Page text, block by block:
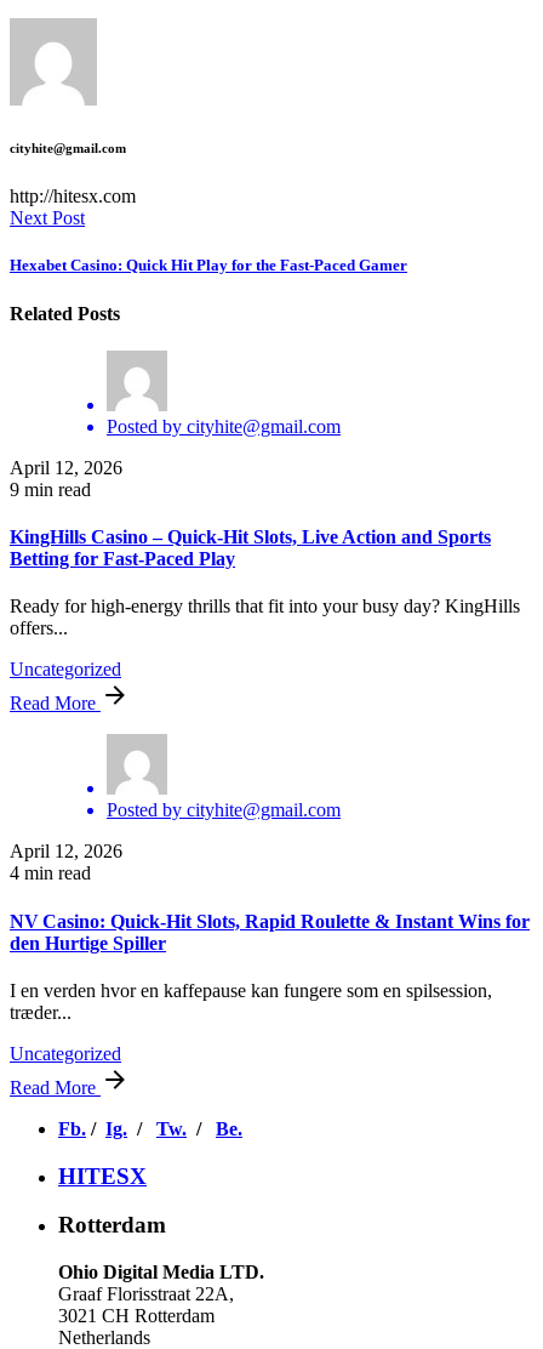
cityhite@gmail.com
http://hitesx.com
Next Post
Hexabet Casino: Quick Hit Play for the Fast‑Paced Gamer
Related Posts
Posted by cityhite@gmail.com
April 12, 2026
9 min read
KingHills Casino – Quick‑Hit Slots, Live Action and Sports
Betting for Fast‑Paced Play
Ready for high‑energy thrills that fit into your busy day? KingHills
offers...
Uncategorized
Read More
Posted by cityhite@gmail.com
April 12, 2026
4 min read
NV Casino: Quick‑Hit Slots, Rapid Roulette & Instant Wins for
den Hurtige Spiller
I en verden hvor en kaffepause kan fungere som en spilsession,
træder...
Uncategorized
Read More
Fb. / Ig. / Tw. / Be.
HITESX
Rotterdam
Ohio Digital Media LTD.
Graaf Florisstraat 22A,
3021 CH Rotterdam
Netherlands